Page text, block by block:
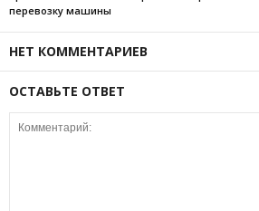
перевозку машины
НЕТ КОММЕНТАРИЕВ
ОСТАВЬТЕ ОТВЕТ